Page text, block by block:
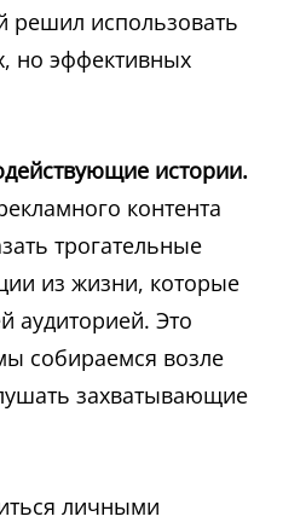
решил использовать
но эффективных
истории.
контента
трогательные
из жизни, которые
аудиторией. Это
собираемся возле
захватывающие
личными